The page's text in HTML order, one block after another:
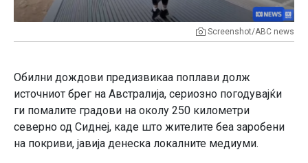
Screenshot/ABC news
Обилни дождови предизвикаа поплави долж
источниот брег на Австралија, сериозно погодувајќи
ги помалите градови на околу 250 километри
северно од Сиднеј, каде што жителите беа заробени
на покриви, јавија денеска локалните медиуми.